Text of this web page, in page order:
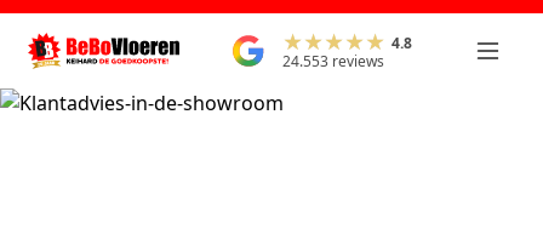
4.8
24.553 reviews